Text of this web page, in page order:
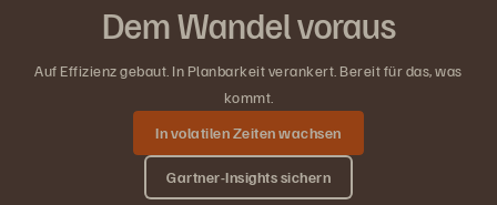
Dem Wandel voraus
Auf Effizienz gebaut. In Planbarkeit verankert. Bereit für das, was
kommt.
In volatilen Zeiten wachsen
Gartner-Insights sichern